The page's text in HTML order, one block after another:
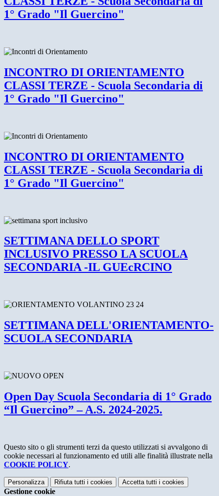
1° Grado "Il Guercino"
INCONTRO DI ORIENTAMENTO
CLASSI TERZE - Scuola Secondaria di
1° Grado "Il Guercino"
INCONTRO DI ORIENTAMENTO
CLASSI TERZE - Scuola Secondaria di
1° Grado "Il Guercino"
SETTIMANA DELLO SPORT
INCLUSIVO PRESSO LA SCUOLA
SECONDARIA -IL GUEcRCINO
SETTIMANA DELL'ORIENTAMENTO-
SCUOLA SECONDARIA
Open Day Scuola Secondaria di 1° Grado
“Il Guercino” – A.S. 2024-2025.
Questo sito o gli strumenti terzi da questo utilizzati si avvalgono di
cookie necessari al funzionamento ed utili alle finalità illustrate nella
COOKIE POLICY.
Personalizza Rifiuta tutti i cookies Accetta tutti i cookies
Gestione cookie